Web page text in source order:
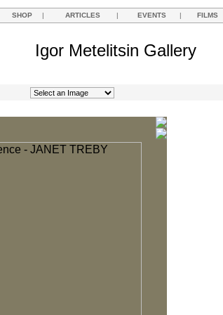
SHOP | ARTICLES | EVENTS | FILMS
Igor Metelitsin Gallery